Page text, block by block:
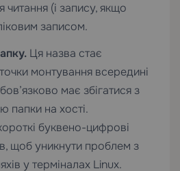
читання (і запису, якщо
записом.
Ця назва стає
монтування всередині
має збігатися з
папки на хості.
буквено-цифрові
щоб уникнути проблем з
у терміналах Linux.